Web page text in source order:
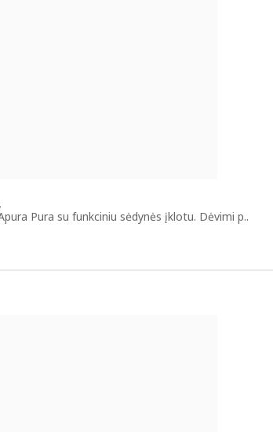
Pura su funkciniu sėdynės įklotu. Dėvimi p..